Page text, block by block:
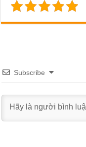
Subscribe